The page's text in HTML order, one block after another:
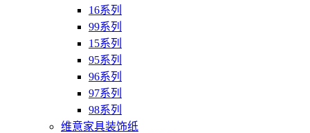
16系列
99系列
15系列
95系列
96系列
97系列
98系列
维意家具装饰纸